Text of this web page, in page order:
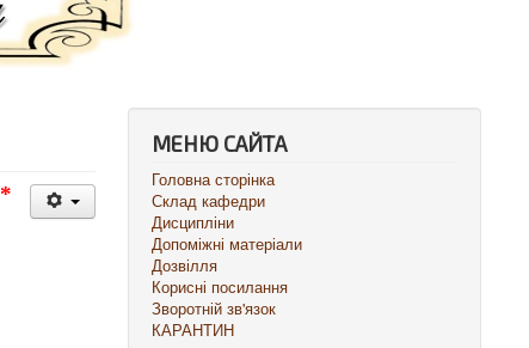
*
МЕНЮ САЙТА
Головна сторінка
Склад кафедри
Дисципліни
Допоміжні матеріали
Дозвілля
Корисні посилання
Зворотній зв'язок
КАРАНТИН